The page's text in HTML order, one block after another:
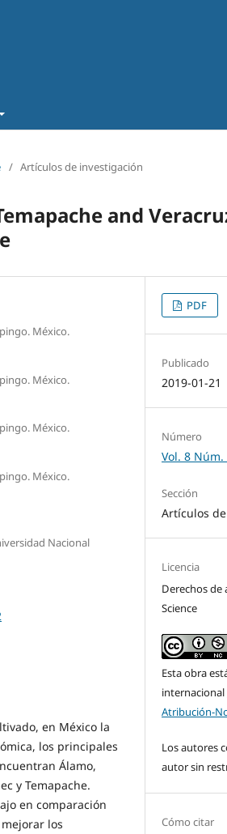
/ Artículos de investigación
and
México.
México.
México.
México.
Nacional
en México la
los principales
Álamo,
y Temapache.
en comparación
los
PDF
Publicado
2019-01-21
Número
Vol. 8
Sección
Artículos
Licencia
Derechos
Science
Esta obra
internacional
Atribución-
Los autores
autor sin
Cómo citar